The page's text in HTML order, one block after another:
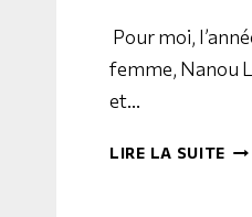
Pour moi,
femme, Nanou
et…
LIRE LA SUITE